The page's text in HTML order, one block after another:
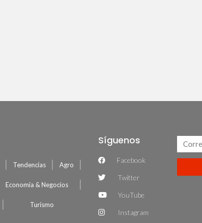
Tendencias Agro
Economía & Negocios
Turismo
Síguenos
Facebook
Twitter
YouTube
Instagram